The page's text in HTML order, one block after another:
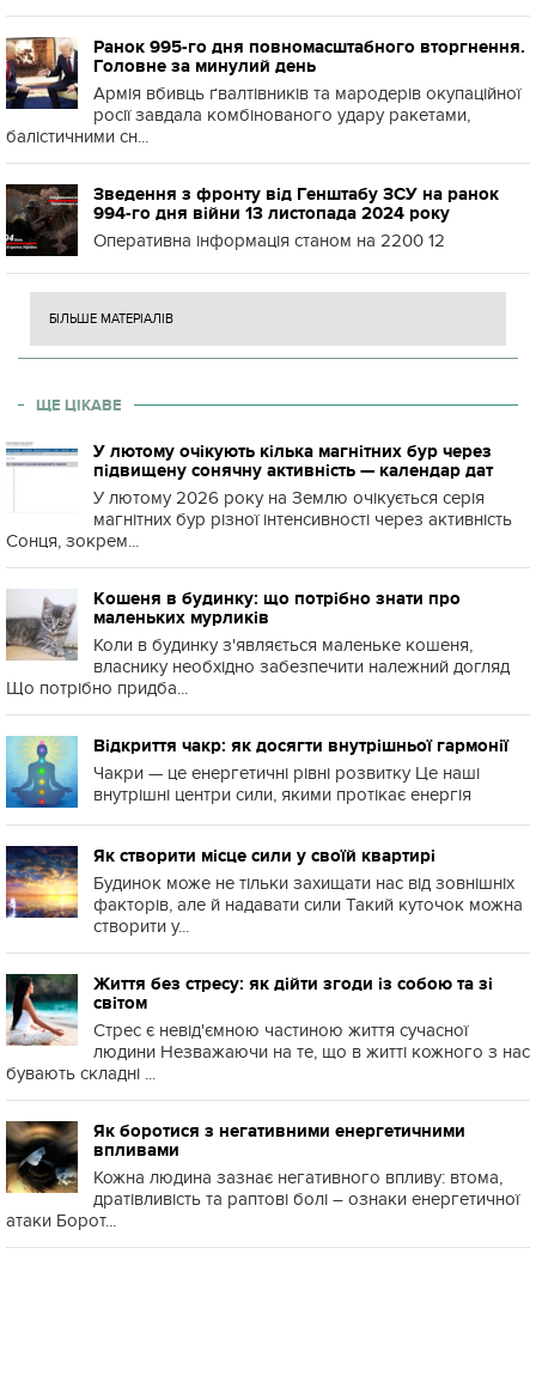
Ранок 995-го дня повномасштабного вторгнення.
Головне за минулий день
Армія вбивць ґвалтівників та мародерів окупаційної
росії завдала комбінованого удару ракетами,
балістичними сн...
Зведення з фронту від Генштабу ЗСУ на ранок
994-го дня війни 13 листопада 2024 року
Оперативна інформація станом на 2200 12
БІЛЬШЕ МАТЕРІАЛІВ
ЩЕ ЦІКАВЕ
У лютому очікують кілька магнітних бур через
підвищену сонячну активність — календар дат
У лютому 2026 року на Землю очікується серія
магнітних бур різної інтенсивності через активність
Сонця, зокрем...
Кошеня в будинку: що потрібно знати про
маленьких мурликів
Коли в будинку з'являється маленьке кошеня,
власнику необхідно забезпечити належний догляд
Що потрібно придба...
Відкриття чакр: як досягти внутрішньої гармонії
Чакри — це енергетичні рівні розвитку Це наші
внутрішні центри сили, якими протікає енергія
Як створити місце сили у своїй квартирі
Будинок може не тільки захищати нас від зовнішніх
факторів, але й надавати сили Такий куточок можна
створити у...
Життя без стресу: як дійти згоди із собою та зі
світом
Стрес є невід'ємною частиною життя сучасної
людини Незважаючи на те, що в житті кожного з нас
бувають складні ...
Як боротися з негативними енергетичними
впливами
Кожна людина зазнає негативного впливу: втома,
дратівливість та раптові болі – ознаки енергетичної
атаки Борот...